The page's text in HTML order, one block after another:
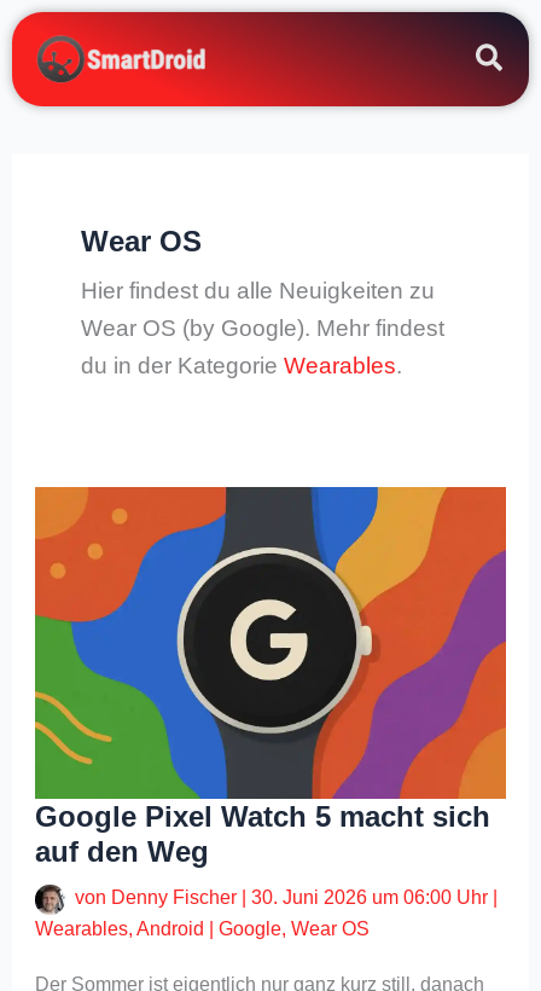
Zum
Inhalt
springen
Wear OS
Hier findest du alle Neuigkeiten zu
Wear OS (by Google). Mehr findest
du in der KategorieWearables.
Google Pixel Watch 5 macht sich
auf den Weg
von Denny Fischer |30. Juni 2026 um 06:00 Uhr
Wearables,Android |Google,Wear OS
Der Sommer ist eigentlich nur ganz kurz still, danach